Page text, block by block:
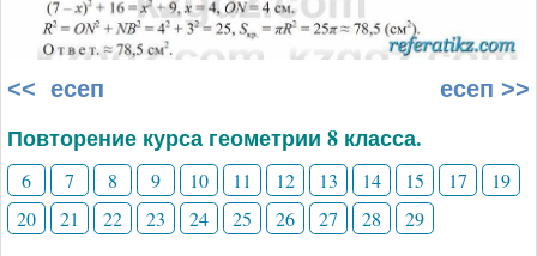
<< есеп есеп >>
Повторение курса геометрии 8 класса.
6 7 8 9 10 11 12 13 14 15 17
19
20
21 22 23 24 25 26 27 28 29